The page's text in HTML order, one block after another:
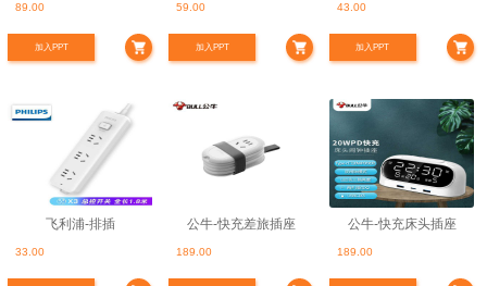
89.00
加入PPT
59.00
加入PPT
43.00
加入PPT
飞利浦-排插
33.00
公牛-快充差旅插座
189.00
公牛-快充床头插座
189.00